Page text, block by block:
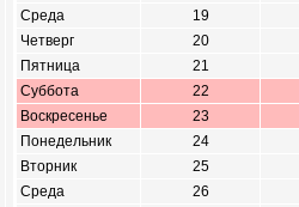
Среда
19
Четверг
20
Пятница
21
Суббота
22
Воскресенье
23
Понедельник
24
Вторник
25
Среда
26